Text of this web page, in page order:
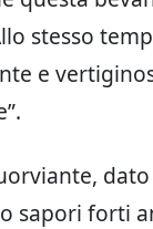
stesso
e
sapori forti